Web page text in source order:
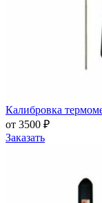
Калибровка
от 3500 ₽
Заказать